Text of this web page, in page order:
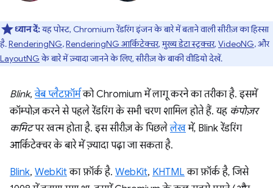
ध्यान दें:यह पोस्ट, Chromium रेंडरिंग इंजन के बारे में बताने वाली सीरीज़ का हिस्सा
है.RenderingNG,RenderingNG आर्किटेक्चर,मुख्य डेटा स्ट्रक्चर, VideoNG, और
LayoutNGके बारे में ज़्यादा जानने के लिए, सीरीज़ के बाकी वीडियो देखें.
Blink,वेब प्लैटफ़ॉर्मको Chromium में लागू करने का तरीका है. इसमें
कॉम्पोज़ करने से पहले रेंडरिंग के सभी चरण शामिल होते हैं. यह कंपोज़र
कमिटपर खत्म होता है. इस सीरीज़ के पिछलेलेखमें, Blink रेंडरिंग
आर्किटेक्चर के बारे में ज़्यादा पढ़ा जा सकता है.
Blink, WebKitका फ़ॉर्क है. WebKit, KHTML का फ़ॉर्क है, जिसे